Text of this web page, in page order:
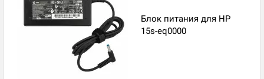
Блок питания для HP
15s-eq0000